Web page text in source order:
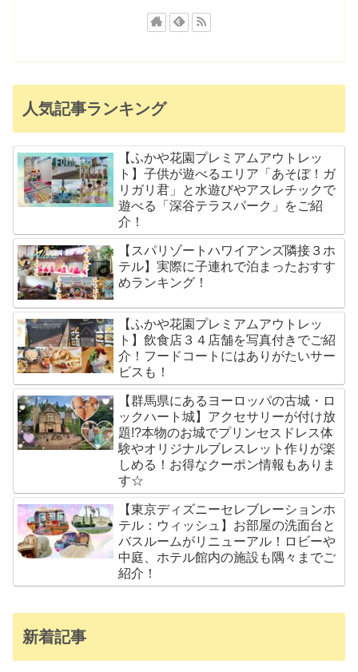
人気記事ランキング
【ふかや花園プレミアムアウトレッ
ト】子供が遊べるエリア「あそぼ！ガ
リガリ君」と水遊びやアスレチックで
遊べる「深谷テラスパーク」をご紹
介！
【スパリゾートハワイアンズ隣接３ホ
テル】実際に子連れで泊まったおすす
めランキング！
【ふかや花園プレミアムアウトレッ
ト】飲食店３４店舗を写真付きでご紹
介！フードコートにはありがたいサー
ビスも！
【群馬県にあるヨーロッパの古城・ロ
ックハート城】アクセサリーが付け放
題!?本物のお城でプリンセスドレス体
験やオリジナルブレスレット作りが楽
しめる！お得なクーポン情報もありま
す☆
【東京ディズニーセレブレーションホ
テル：ウィッシュ】お部屋の洗面台と
バスルームがリニューアル！ロビーや
中庭、ホテル館内の施設も隅々までご
紹介！
新着記事